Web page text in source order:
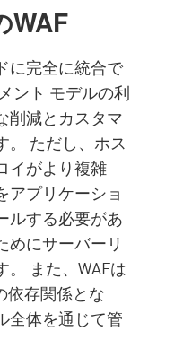
WAF
に完全に統合で
ント モデルの利
削減とカスタマ
。 ただし、ホス
イがより複雑
アプリケーショ
ルする必要があ
めにサーバーリ
。 また、WAFは
依存関係とな
全体を通じて管